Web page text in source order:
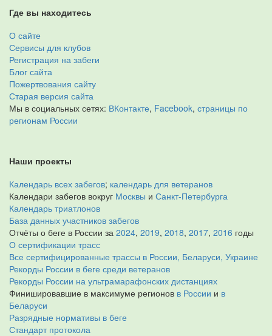
Где вы находитесь
О сайте
Сервисы для клубов
Регистрация на забеги
Блог сайта
Пожертвования сайту
Старая версия сайта
Мы в социальных сетях: ВКонтакте, Facebook, страницы по
регионам России
Наши проекты
Календарь всех забегов; календарь для ветеранов
Календари забегов вокруг Москвы и Санкт-Петербурга
Календарь триатлонов
База данных участников забегов
Отчёты о беге в России за 2024, 2019, 2018, 2017, 2016 годы
О сертификации трасс
Все сертифицированные трассы в России, Беларуси, Украине
Рекорды России в беге среди ветеранов
Рекорды России на ультрамарафонских дистанциях
Финишировавшие в максимуме регионов в России и в
Беларуси
Разрядные нормативы в беге
Стандарт протокола